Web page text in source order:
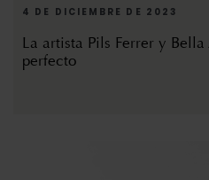
4 DE DICIEMBRE DE 2023
La artista Pils Ferrer y
perfecto